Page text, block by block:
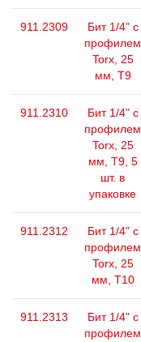
911.2309
Бит 1/4" с
профилем
Torx, 25
мм, Т9
911.2310
Бит 1/4" с
профилем
Torx, 25
мм, Т9, 5
шт. в
упаковке
911.2312
Бит 1/4" с
профилем
Torx, 25
мм, Т10
911.2313
Бит 1/4" с
профилем